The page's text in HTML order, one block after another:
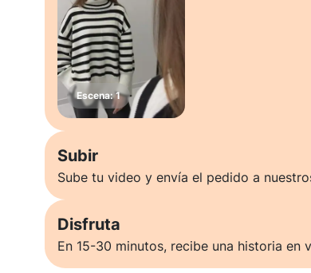
Subir
Sube tu video y envía el pedido a
Disfruta
En 15-30 minutos, recibe una historia en